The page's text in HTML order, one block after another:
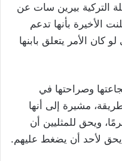
التركية بيرين سات عن
الأخيرة بأنها تدعم
كان الأمر يتعلق بابنها
وصراحتها في
مشيرة إلى أنها
ويحق للمثليين أن
يحق لأحد أن يضغط عليهم.